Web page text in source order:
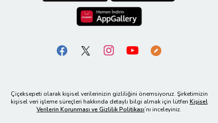
Çiçeksepeti olarak kişisel verilerinizin gizliliğini önemsiyoruz. Şirketimizin
kişisel veri işleme süreçleri hakkında detaylı bilgi almak için lütfen Kişisel
Verilerin Korunması ve Gizlilik Politikası’nı inceleyiniz.